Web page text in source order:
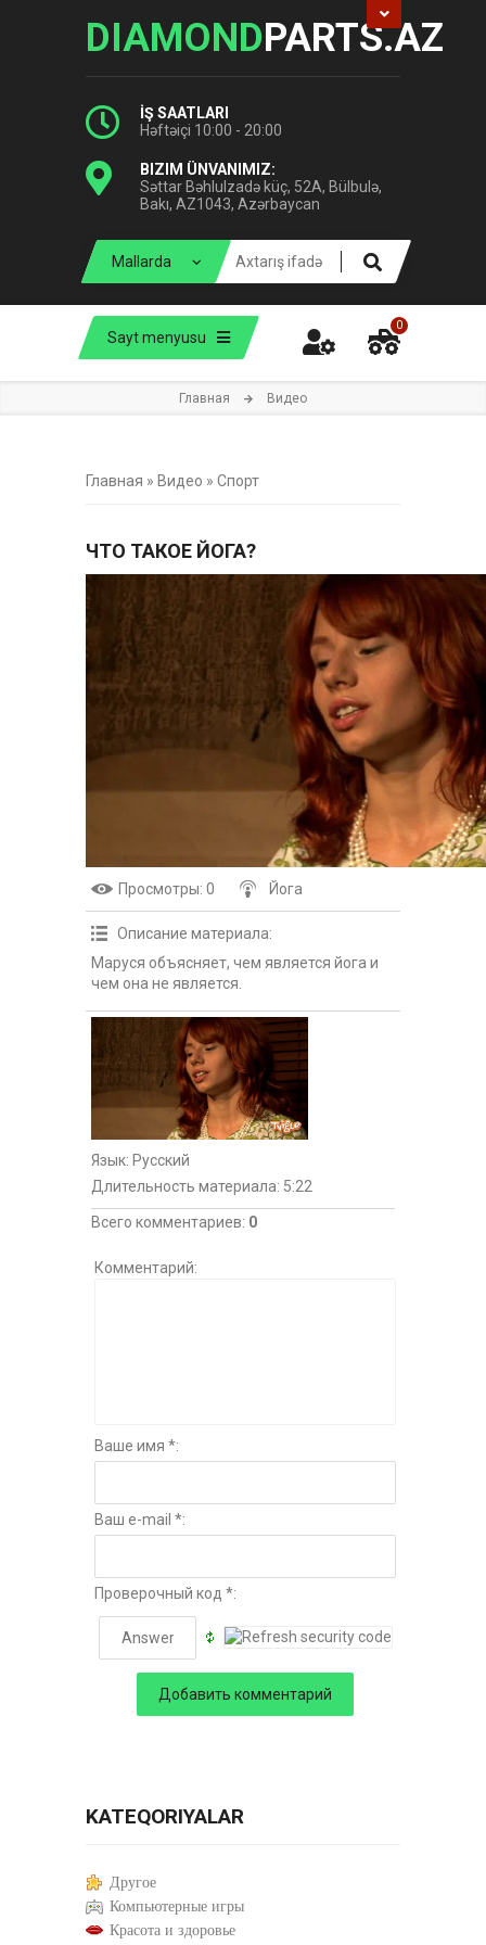
DIAMONDPARTS.AZ
İŞ SAATLARI
Həftəiçi 10:00 - 20:00
BIZIM ÜNVANIMIZ:
Səttar Bəhlulzadə küç, 52A, Bülbulə,
Bakı, AZ1043, Azərbaycan
Sayt menyusu
0
Главная Видео
Главная » Видео » Спорт
ЧТО ТАКОЕ ЙОГА?
Просмотры: 0 Йога
Описание материала:
Маруся объясняет, чем является йога и
чем она не является.
Язык: Русский
Длительность материала: 5:22
Всего комментариев: 0
Комментарий:
Ваше имя *:
Ваш e-mail *:
Проверочный код *:
KATEQORIYALAR
Другое
Компьютерные игры
Красота и здоровье